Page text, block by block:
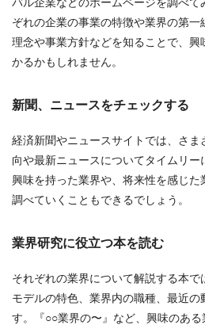
ぞれの企業の事業の特徴や業界の第
理念や事業方針などを知ることで、興
かるかもしれません。
新聞、ニュースをチェックする
経済新聞やニュースサイトでは、さま
向や最新ニュースについてタイムリー
興味を持った業界や、将来性を感じた
調べていくこともできるでしょう。
業界研究に役立つ本を読む
それぞれの業界について解説する本で
モデルの特色、業界内の職種、最近の
す。『○○業界の〜』など、興味のあ